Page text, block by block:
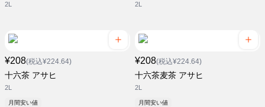
2L 2L
¥208(税込¥224.64)
十六茶 アサヒ
2L
月間安い値
¥208(税込¥224.64)
十六茶麦茶 アサヒ
2L
月間安い値